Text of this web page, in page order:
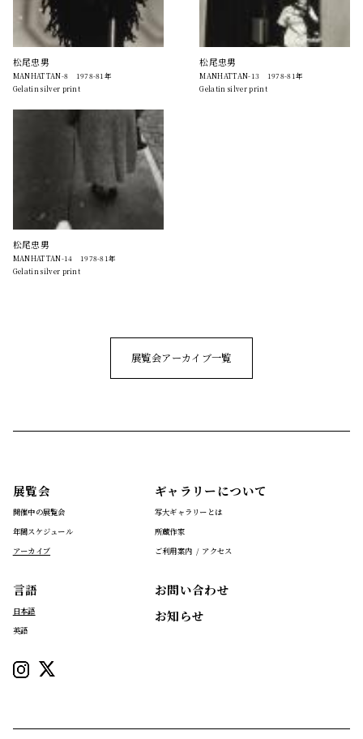
松尾忠男
MANHATTAN-8 1978-81年
Gelatin silver print
松尾忠男
MANHATTAN-13 1978-81年
Gelatin silver print
松尾忠男
MANHATTAN-14 1978-81年
Gelatin silver print
展覧会アーカイブ一覧
展覧会
開催中の展覧会
年間スケジュール
アーカイブ
言語
日本語
英語
ギャラリーについて
写大ギャラリーとは
所蔵作家
ご利用案内 / アクセス
お問い合わせ
お知らせ